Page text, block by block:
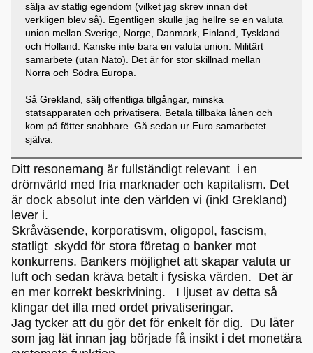
sälja av statlig egendom (vilket jag skrev innan det
verkligen blev så). Egentligen skulle jag hellre se en valuta
union mellan Sverige, Norge, Danmark, Finland, Tyskland
och Holland. Kanske inte bara en valuta union. Militärt
samarbete (utan Nato). Det är för stor skillnad mellan
Norra och Södra Europa.
Så Grekland, sälj offentliga tillgångar, minska
statsapparaten och privatisera. Betala tillbaka lånen och
kom på fötter snabbare. Gå sedan ur Euro samarbetet
själva.
Ditt resonemang är fullständigt relevant i en
drömvärld med fria marknader och kapitalism. Det
är dock absolut inte den världen vi (inkl Grekland)
lever i.
Skråväsende, korporatisvm, oligopol, fascism,
statligt skydd för stora företag o banker mot
konkurrens. Bankers möjlighet att skapar valuta ur
luft och sedan kräva betalt i fysiska värden. Det är
en mer korrekt beskrivining. I ljuset av detta så
klingar det illa med ordet privatiseringar.
Jag tycker att du gör det för enkelt för dig. Du låter
som jag lät innan jag började få insikt i det monetära